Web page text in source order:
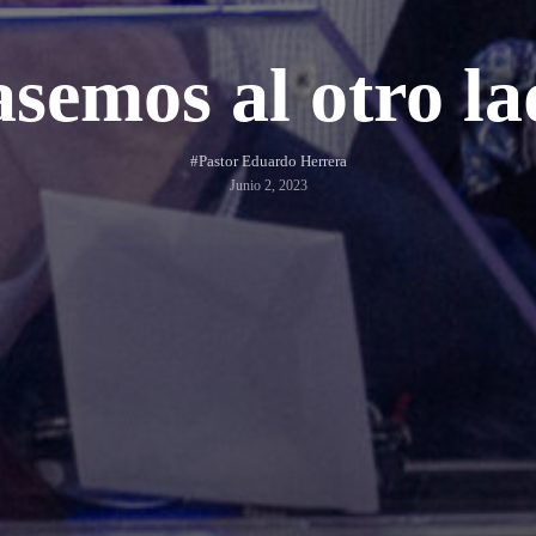
al otro
#Pastor Eduardo Herrera
Junio 2, 2023